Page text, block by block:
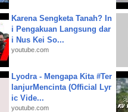
Karena Sengketa Tanah? In
i Pengakuan Langsung dar
i Nus Kei So...
youtube.com
Lyodra - Mengapa Kita #Ter
lanjurMencinta (Official Lyr
ic Vide...
youtube.com